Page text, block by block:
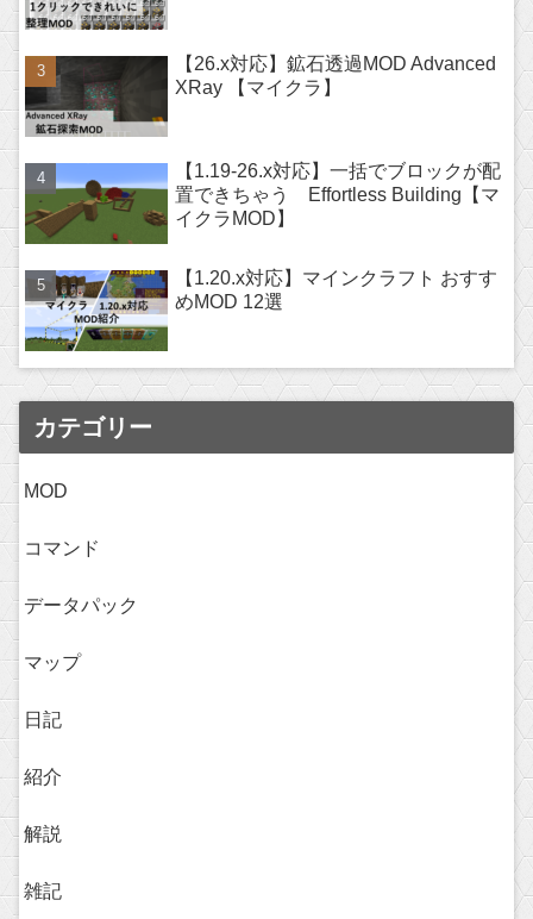
【26.x対応】鉱石透過MOD Advanced
XRay 【マイクラ】
【1.19-26.x対応】一括でブロックが配
置できちゃう Effortless Building【マ
イクラMOD】
【1.20.x対応】マインクラフト おすす
めMOD 12選
カテゴリー
MOD
コマンド
データパック
マップ
日記
紹介
解説
雑記